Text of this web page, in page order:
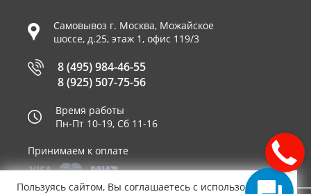
Самовывоз г. Москва, Можайское
шоссе, д.25, этаж 1, офис 119/3
8 (495) 984-46-55
8 (925) 507-75-56
Время работы
Пн-Пт 10-19, Сб 11-16
Принимаем к оплате
Пользуясь сайтом, Вы соглашаетесь с использованием